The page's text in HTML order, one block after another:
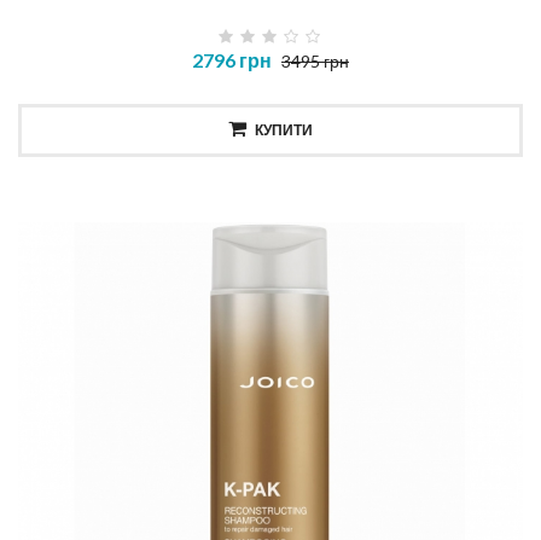
2796 грн 3495 грн
КУПИТИ